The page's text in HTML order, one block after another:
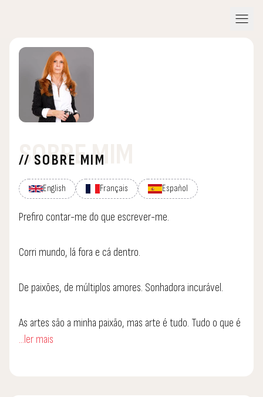
menu
// SOBRE MIM
SOBRE MIM
English Français Español
Prefiro contar-me do que escrever-me.
Corri mundo, lá fora e cá dentro.
De paixões, de múltiplos amores. Sonhadora incurável.
As artes são a minha paixão, mas arte é tudo. Tudo o que é
feito com amor e dedicação é arte. E CASAS SÃO PAIXÕES!
...ler mais